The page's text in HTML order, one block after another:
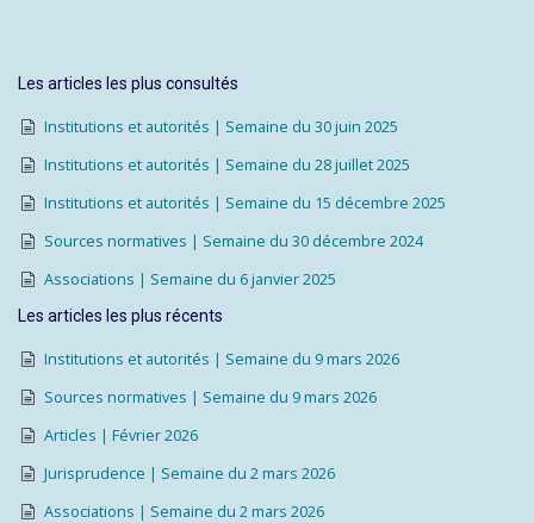
Les articles les plus consultés
Institutions et autorités | Semaine du 30 juin 2025
Institutions et autorités | Semaine du 28 juillet 2025
Institutions et autorités | Semaine du 15 décembre 2025
Sources normatives | Semaine du 30 décembre 2024
Associations | Semaine du 6 janvier 2025
Les articles les plus récents
Institutions et autorités | Semaine du 9 mars 2026
Sources normatives | Semaine du 9 mars 2026
Articles | Février 2026
Jurisprudence | Semaine du 2 mars 2026
Associations | Semaine du 2 mars 2026